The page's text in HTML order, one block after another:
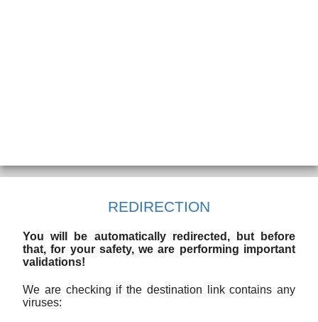
REDIRECTION
You will be automatically redirected, but before
that, for your safety, we are performing important
validations!
We are checking if the destination link contains any
viruses: